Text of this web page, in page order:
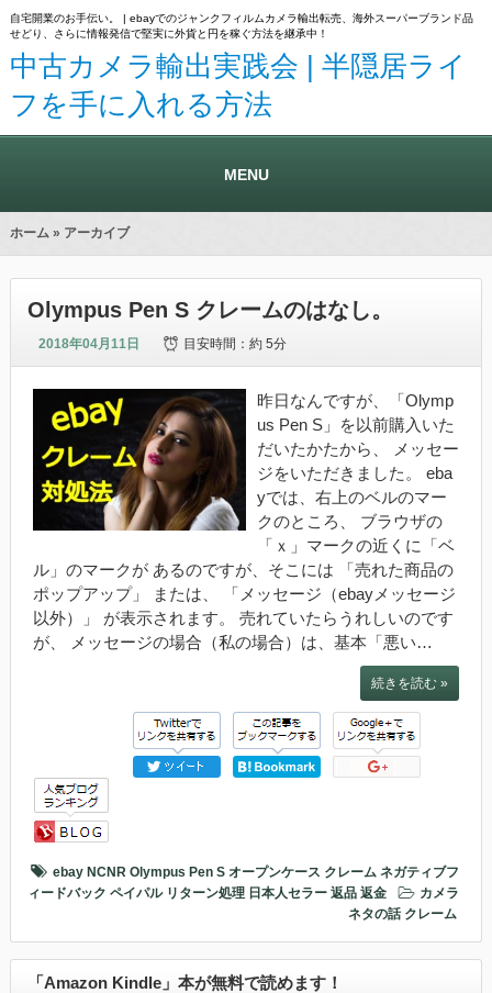
自宅開業のお手伝い。 | ebayでのジャンクフィルムカメラ輸出転売、海外スーパーブランド品
せどり、さらに情報発信で堅実に外貨と円を稼ぐ方法を継承中！
中古カメラ輸出実践会 | 半隠居ライ
フを手に入れる方法
MENU
ホーム» アーカイブ
Olympus Pen S クレームのはなし。
2018年04月11日 目安時間：約 5分
昨日なんですが、「Olymp
us Pen S」を以前購入いた
だいたかたから、 メッセー
ジをいただきました。 eba
yでは、右上のベルのマー
クのところ、 ブラウザの
「ｘ」マークの近くに「ベ
ル」のマークが あるのですが、そこには 「売れた商品の
ポップアップ」 または、 「メッセージ（ebayメッセージ
以外）」 が表示されます。 売れていたらうれしいのです
が、 メッセージの場合（私の場合）は、基本「悪い…
続きを読む »
ebay NCNR Olympus Pen S オープンケース クレーム ネガティブフ
ィードバック ペイパル リターン処理 日本人セラー 返品 返金
カメラ
ネタの話 クレーム
「Amazon Kindle」本が無料で読めます！